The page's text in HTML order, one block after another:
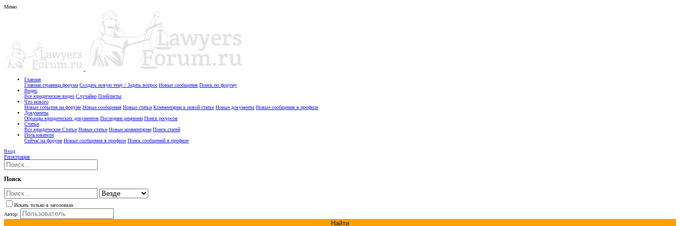
Меню
Главная
Главная страница форума Создать новую тему / Задать вопрос Новые сообщения Поиск по форуму
Видео
Все юридические видео Случайно Плейлисты
Что нового
Новые события на форуме Новые сообщения Новые статьи Комментарии к новой статье Новые документы Новые сообщения в профиле
Документы
Образцы юридических документов Последние рецензии Поиск ресурсов
Статьи
Все юридические Статьи Новые статьи Новые комментарии Поиск статей
Пользователи
Сейчас на форуме Новые сообщения в профиле Поиск сообщений в профиле
Вход
Регистрация
Поиск
Искать только в заголовках
Автор:
Найти